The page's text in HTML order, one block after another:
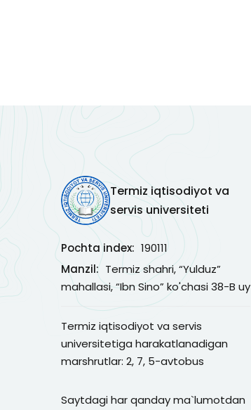
Termiz iqtisodiyot va
servis universiteti
Pochta index: 190111
Manzil: Termiz shahri, “Yulduz”
mahallasi, “Ibn Sino” ko'chasi 38-B uy
Termiz iqtisodiyot va servis
universitetiga harakatlanadigan
marshrutlar: 2, 7, 5-avtobus
Saytdagi har qanday ma`lumotdan